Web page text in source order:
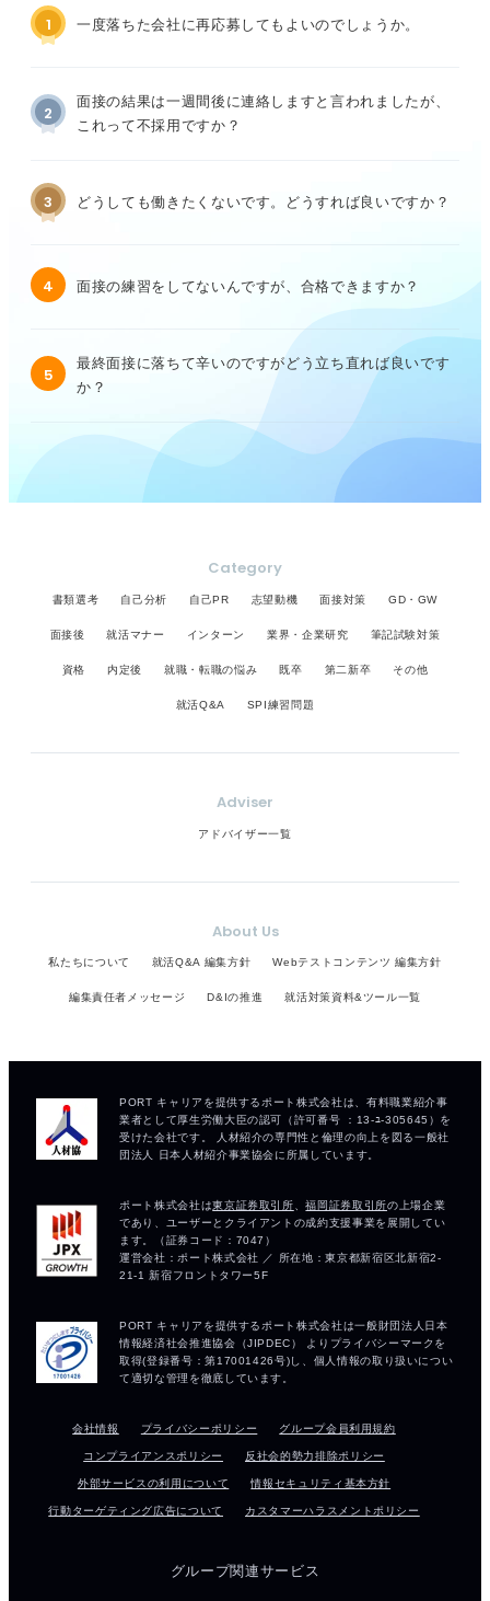
1 一度落ちた会社に再応募してもよいのでしょうか。
2
面接の結果は一週間後に連絡しますと言われましたが、
これって不採用ですか？
3 どうしても働きたくないです。どうすれば良いですか？
4 面接の練習をしてないんですが、合格できますか？
5
最終面接に落ちて辛いのですがどう立ち直れば良いです
か？
Category
書類選考 自己分析 自己PR 志望動機 面接対策 GD・GW
面接後 就活マナー インターン 業界・企業研究 筆記試験対策
資格 内定後 就職・転職の悩み 既卒 第二新卒 その他
就活Q&A SPI練習問題
Adviser
アドバイザー一覧
About Us
私たちについて 就活Q&A 編集方針 Webテストコンテンツ 編集方針
編集責任者メッセージ D&Iの推進 就活対策資料&ツール一覧
会社情報 プライバシーポリシー グループ会員利用規約
コンプライアンスポリシー 反社会的勢力排除ポリシー
外部サービスの利用について 情報セキュリティ基本方針
行動ターゲティング広告について カスタマーハラスメントポリシー